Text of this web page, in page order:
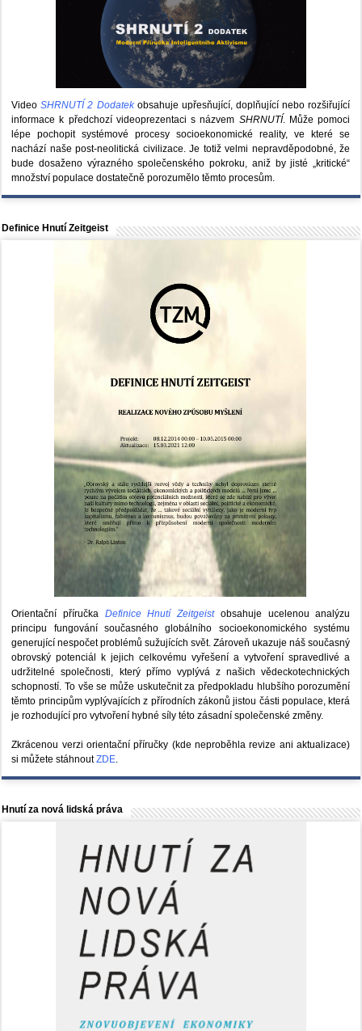
VideoSHRNUTÍ 2 Dodatekobsahuje upřesňující, doplňující nebo rozšiřující
informace k předchozí videoprezentaci s názvem SHRNUTÍ. Může pomoci
lépe pochopit systémové procesy socioekonomické reality, ve které se
nachází naše post-neolitická civilizace. Je totiž velmi nepravděpodobné, že
bude dosaženo výrazného společenského pokroku, aniž by jisté „kritické“
množství populace dostatečně porozumělo těmto procesům.
Definice Hnutí Zeitgeist
Orientační příručka Definice Hnutí Zeitgeistobsahuje ucelenou analýzu
principu fungování současného globálního socioekonomického systému
generující nespočet problémů sužujících svět. Zároveň ukazuje náš současný
obrovský potenciál k jejich celkovému vyřešení a vytvoření spravedlivé a
udržitelné společnosti, který přímo vyplývá z našich vědeckotechnických
schopností. To vše se může uskutečnit za předpokladu hlubšího porozumění
těmto principům vyplývajících z přírodních zákonů jistou části populace, která
je rozhodující pro vytvoření hybné síly této zásadní společenské změny.
Zkrácenou verzi orientační příručky (kde neproběhla revize ani aktualizace)
si můžete stáhnoutZDE.
Hnutí za nová lidská práva